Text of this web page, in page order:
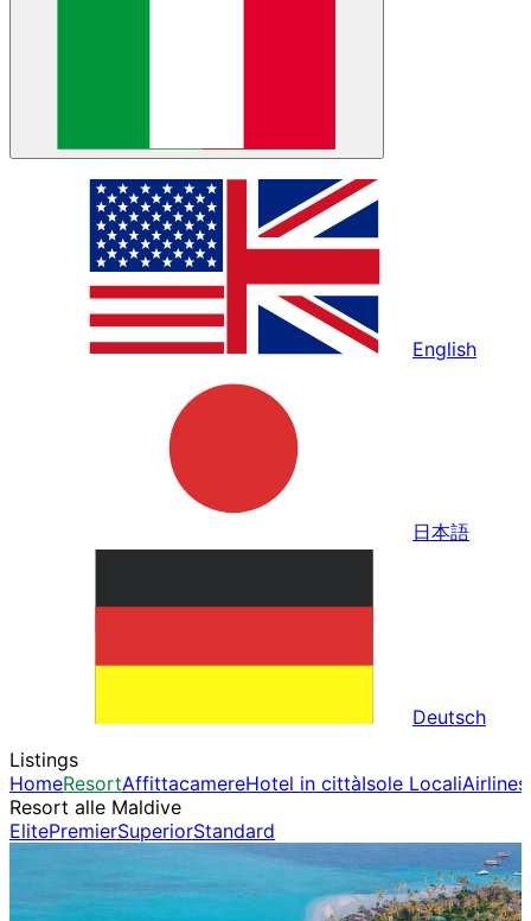
English
日本語
Deutsch
Listings
HomeResortAffittacamereHotel in cittàIsole LocaliAirlines
Resort alle Maldive
ElitePremierSuperiorStandard